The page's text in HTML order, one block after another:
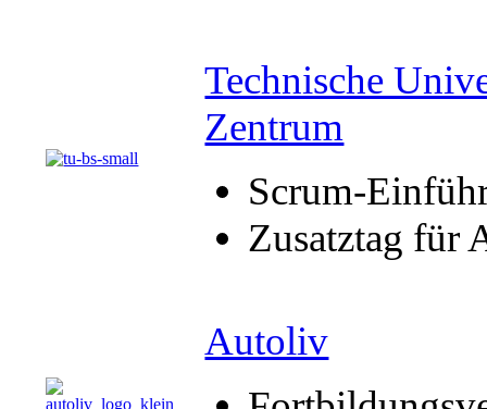
Technische
Zentrum
Scrum-
Zusatztag für
Autoliv